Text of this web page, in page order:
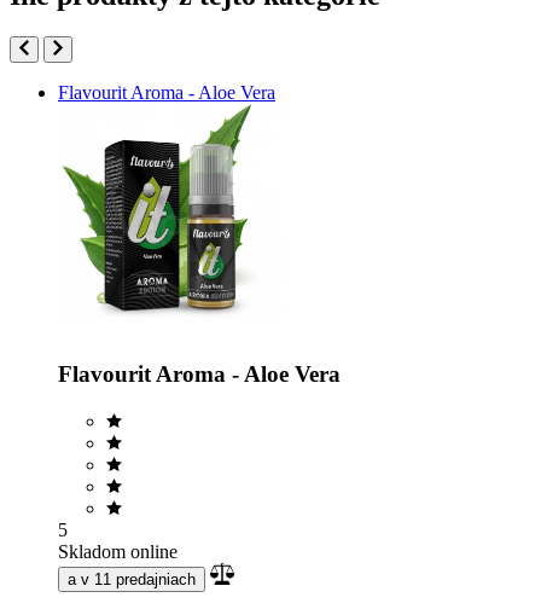
Flavourit Aroma - Aloe Vera
Flavourit Aroma - Aloe Vera
5
Skladom online
a v 11 predajniach